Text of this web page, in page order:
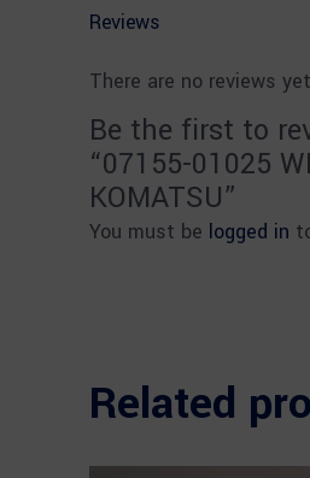
Reviews
There are no reviews
Be the first to
“07155-01025
KOMATSU”
You must be logged in
Related